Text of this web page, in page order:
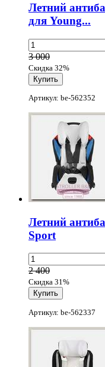
Летний
для Young...
3 000
Скидка 32%
Артикул: be-562352
Летний
Sport
2 400
Скидка 31%
Артикул: be-562337